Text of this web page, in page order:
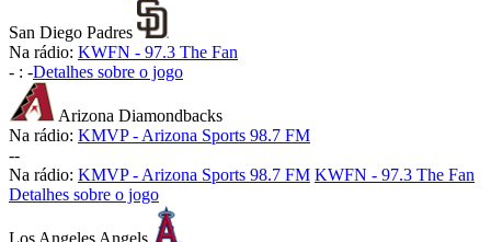
San Diego Padres
Na rádio: KWFN - 97.3 The Fan
- : -Detalhes sobre o jogo
Arizona Diamondbacks
Na rádio: KMVP - Arizona Sports 98.7 FM
--
Na rádio: KMVP - Arizona Sports 98.7 FM KWFN - 97.3 The Fan
Detalhes sobre o jogo